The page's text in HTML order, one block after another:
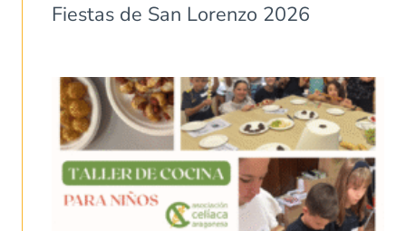
Fiestas de San Lorenzo 2026